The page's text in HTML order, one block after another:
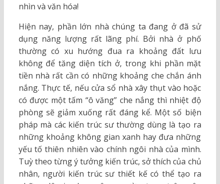
nhìn và văn hóa!
Hiện nay, phần lớn nhà chúng ta đang ở đã sử
dụng năng lượng rất lãng phí. Bởi nhà ở phố
thường có xu hướng đua ra khoảng đất lưu
không để tăng diện tích ở, trong khi phần mặt
tiền nhà rất cần có những khoảng che chắn ánh
nắng. Thực tế, nếu cửa sổ nhà xây thụt vào hoặc
có được một tấm “ô văng” che nắng thì nhiệt độ
phòng sẽ giảm xuống rất đáng kể. Một số biện
pháp mà các kiến trúc sư thường dùng là tạo ra
những khoảng không gian xanh hay đưa những
yếu tố thiên nhiên vào chính ngôi nhà của mình.
Tuỳ theo từng ý tưởng kiến trúc, sở thích của chủ
nhân, người kiến trúc sư thiết kế có thể tạo ra